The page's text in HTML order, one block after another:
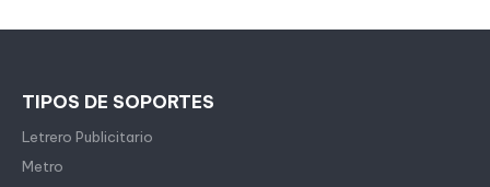
TIPOS DE SOPORTES
Letrero Publicitario
Metro